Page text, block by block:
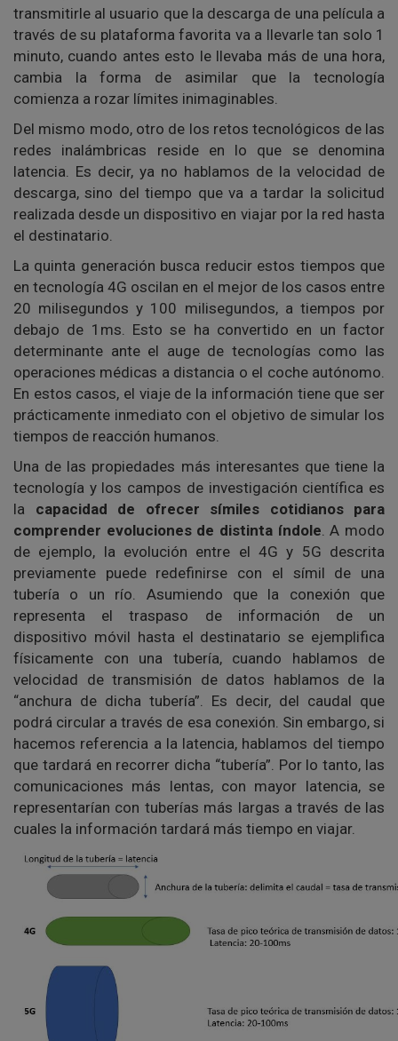
transmitirle al usuario que la descarga de una película a
través de su plataforma favorita va a llevarle tan solo 1
minuto, cuando antes esto le llevaba más de una hora,
cambia la forma de asimilar que la tecnología
comienza a rozar límites inimaginables.
Del mismo modo, otro de los retos tecnológicos de las
redes inalámbricas reside en lo que se denomina
latencia. Es decir, ya no hablamos de la velocidad de
descarga, sino del tiempo que va a tardar la solicitud
realizada desde un dispositivo en viajar por la red hasta
el destinatario.
La quinta generación busca reducir estos tiempos que
en tecnología 4G oscilan en el mejor de los casos entre
20 milisegundos y 100 milisegundos, a tiempos por
debajo de 1ms. Esto se ha convertido en un factor
determinante ante el auge de tecnologías como las
operaciones médicas a distancia o el coche autónomo.
En estos casos, el viaje de la información tiene que ser
prácticamente inmediato con el objetivo de simular los
tiempos de reacción humanos.
Una de las propiedades más interesantes que tiene la
tecnología y los campos de investigación científica es
la capacidad de ofrecer símiles cotidianos para
comprender evoluciones de distinta índole. A modo
de ejemplo, la evolución entre el 4G y 5G descrita
previamente puede redefinirse con el símil de una
tubería o un río. Asumiendo que la conexión que
representa el traspaso de información de un
dispositivo móvil hasta el destinatario se ejemplifica
físicamente con una tubería, cuando hablamos de
velocidad de transmisión de datos hablamos de la
“anchura de dicha tubería”. Es decir, del caudal que
podrá circular a través de esa conexión. Sin embargo, si
hacemos referencia a la latencia, hablamos del tiempo
que tardará en recorrer dicha “tubería”. Por lo tanto, las
comunicaciones más lentas, con mayor latencia, se
representarían con tuberías más largas a través de las
cuales la información tardará más tiempo en viajar.